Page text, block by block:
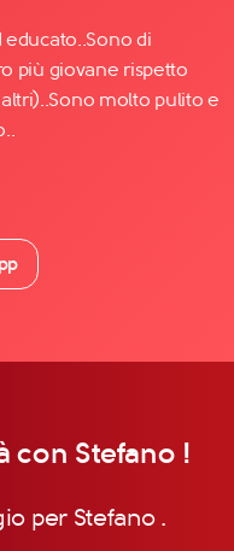
di
più giovane rispetto
molto pulito e
con Stefano !
per Stefano .